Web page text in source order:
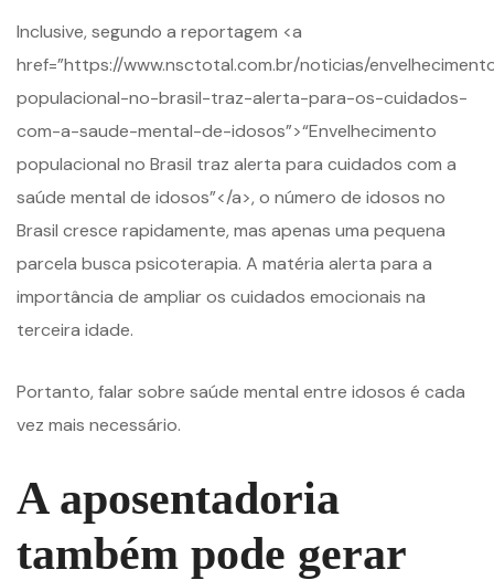
Inclusive, segundo a reportagem <a
href=”https://www.nsctotal.com.br/noticias/
populacional-no-brasil-traz-alerta-para-os-cuidados-
com-a-saude-mental-de-idosos”>“Envelhecimento
populacional no Brasil traz alerta para cuidados com a
saúde mental de idosos”</a>, o número de idosos no
Brasil cresce rapidamente, mas apenas uma pequena
parcela busca psicoterapia. A matéria alerta para a
importância de ampliar os cuidados emocionais na
terceira idade.
Portanto, falar sobre saúde mental entre idosos é cada
vez mais necessário.
A aposentadoria
também pode gerar